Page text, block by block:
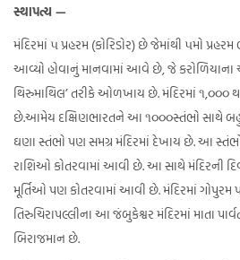
સ્થાપત્ય —
મંદિરમાં ૫ પ્રહરમ (કોરિડોર) છે જેમાંથી ૫મો
આવ્યો હોવાનું માનવામાં આવે છે, જે કરોળિયાના
થિરુમાથિલ’ તરીકે ઓળખાય છે. મંદિરમાં
છે.આમેય દક્ષિણભારતને આ ૧૦૦૦સ્તંભો સાથે
ઘણા સ્તંભો પણ સમગ્ર મંદિરમાં દેખાય છે. આ
રાશિઓ કોતરવામાં આવી છે. આ સાથે મંદિરની
મૂર્તિઓ પણ કોતરવામાં આવી છે. મંદિરમાં
તિરુચિરાપલ્લીના આ જંબુકેશ્વર મંદિરમાં માતા
બિરાજમાન છે.